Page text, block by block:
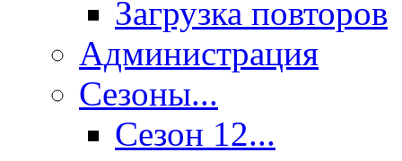
Загрузка повторов
Администрация
Сезоны...
Сезон 12...